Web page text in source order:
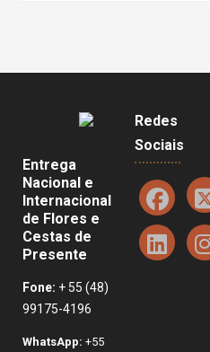
Entrega
Nacional e
Internacional
de Flores e
Cestas de
Presente
Fone: + 55 (48)
99175-4196
WhatsApp: +55
Redes
Sociais